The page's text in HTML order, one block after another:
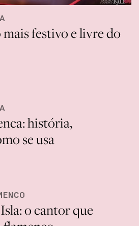
festivo e livre do
história,
se usa
o cantor que